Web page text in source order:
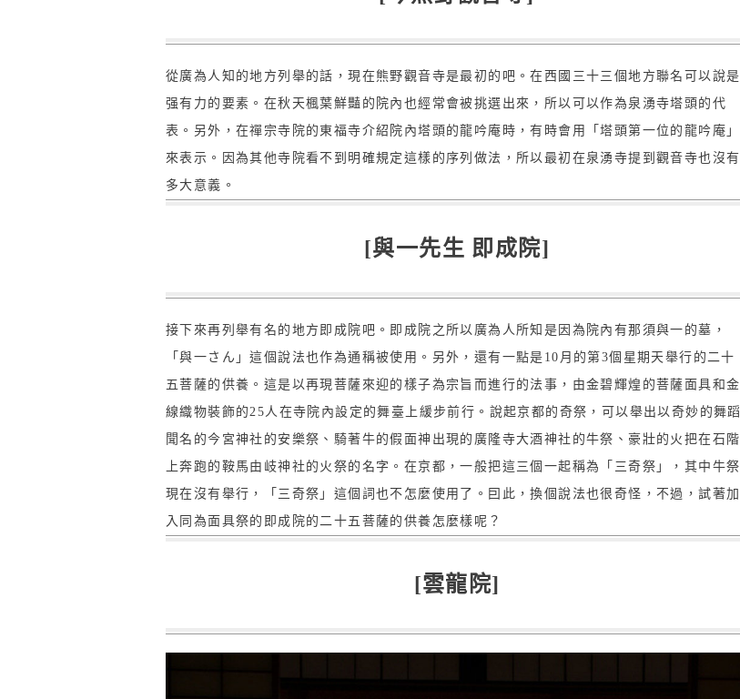
從廣為人知的地方列舉的話，現在熊野觀音寺是最初的吧。在西國三十三個地方聯名可以說是
强有力的要素。在秋天楓葉鮮豔的院內也經常會被挑選出來，所以可以作為泉湧寺塔頭的代
表。另外，在禪宗寺院的東福寺介紹院內塔頭的龍吟庵時，有時會用「塔頭第一位的龍吟庵」
來表示。因為其他寺院看不到明確規定這樣的序列做法，所以最初在泉湧寺提到觀音寺也沒有
多大意義。
[與一先生 即成院]
接下來再列舉有名的地方即成院吧。即成院之所以廣為人所知是因為院內有那須與一的墓，
「與一さん」這個說法也作為通稱被使用。另外，還有一點是10月的第3個星期天舉行的二十
五菩薩的供養。這是以再現菩薩來迎的樣子為宗旨而進行的法事，由金碧輝煌的菩薩面具和金
線織物裝飾的25人在寺院內設定的舞臺上緩步前行。說起京都的奇祭，可以舉出以奇妙的舞蹈
聞名的今宮神社的安樂祭、騎著牛的假面神出現的廣隆寺大酒神社的牛祭、豪壯的火把在石階
上奔跑的鞍馬由岐神社的火祭的名字。在京都，一般把這三個一起稱為「三奇祭」，其中牛祭
現在沒有舉行，「三奇祭」這個詞也不怎麼使用了。囙此，換個說法也很奇怪，不過，試著加
入同為面具祭的即成院的二十五菩薩的供養怎麼樣呢？
[雲龍院]